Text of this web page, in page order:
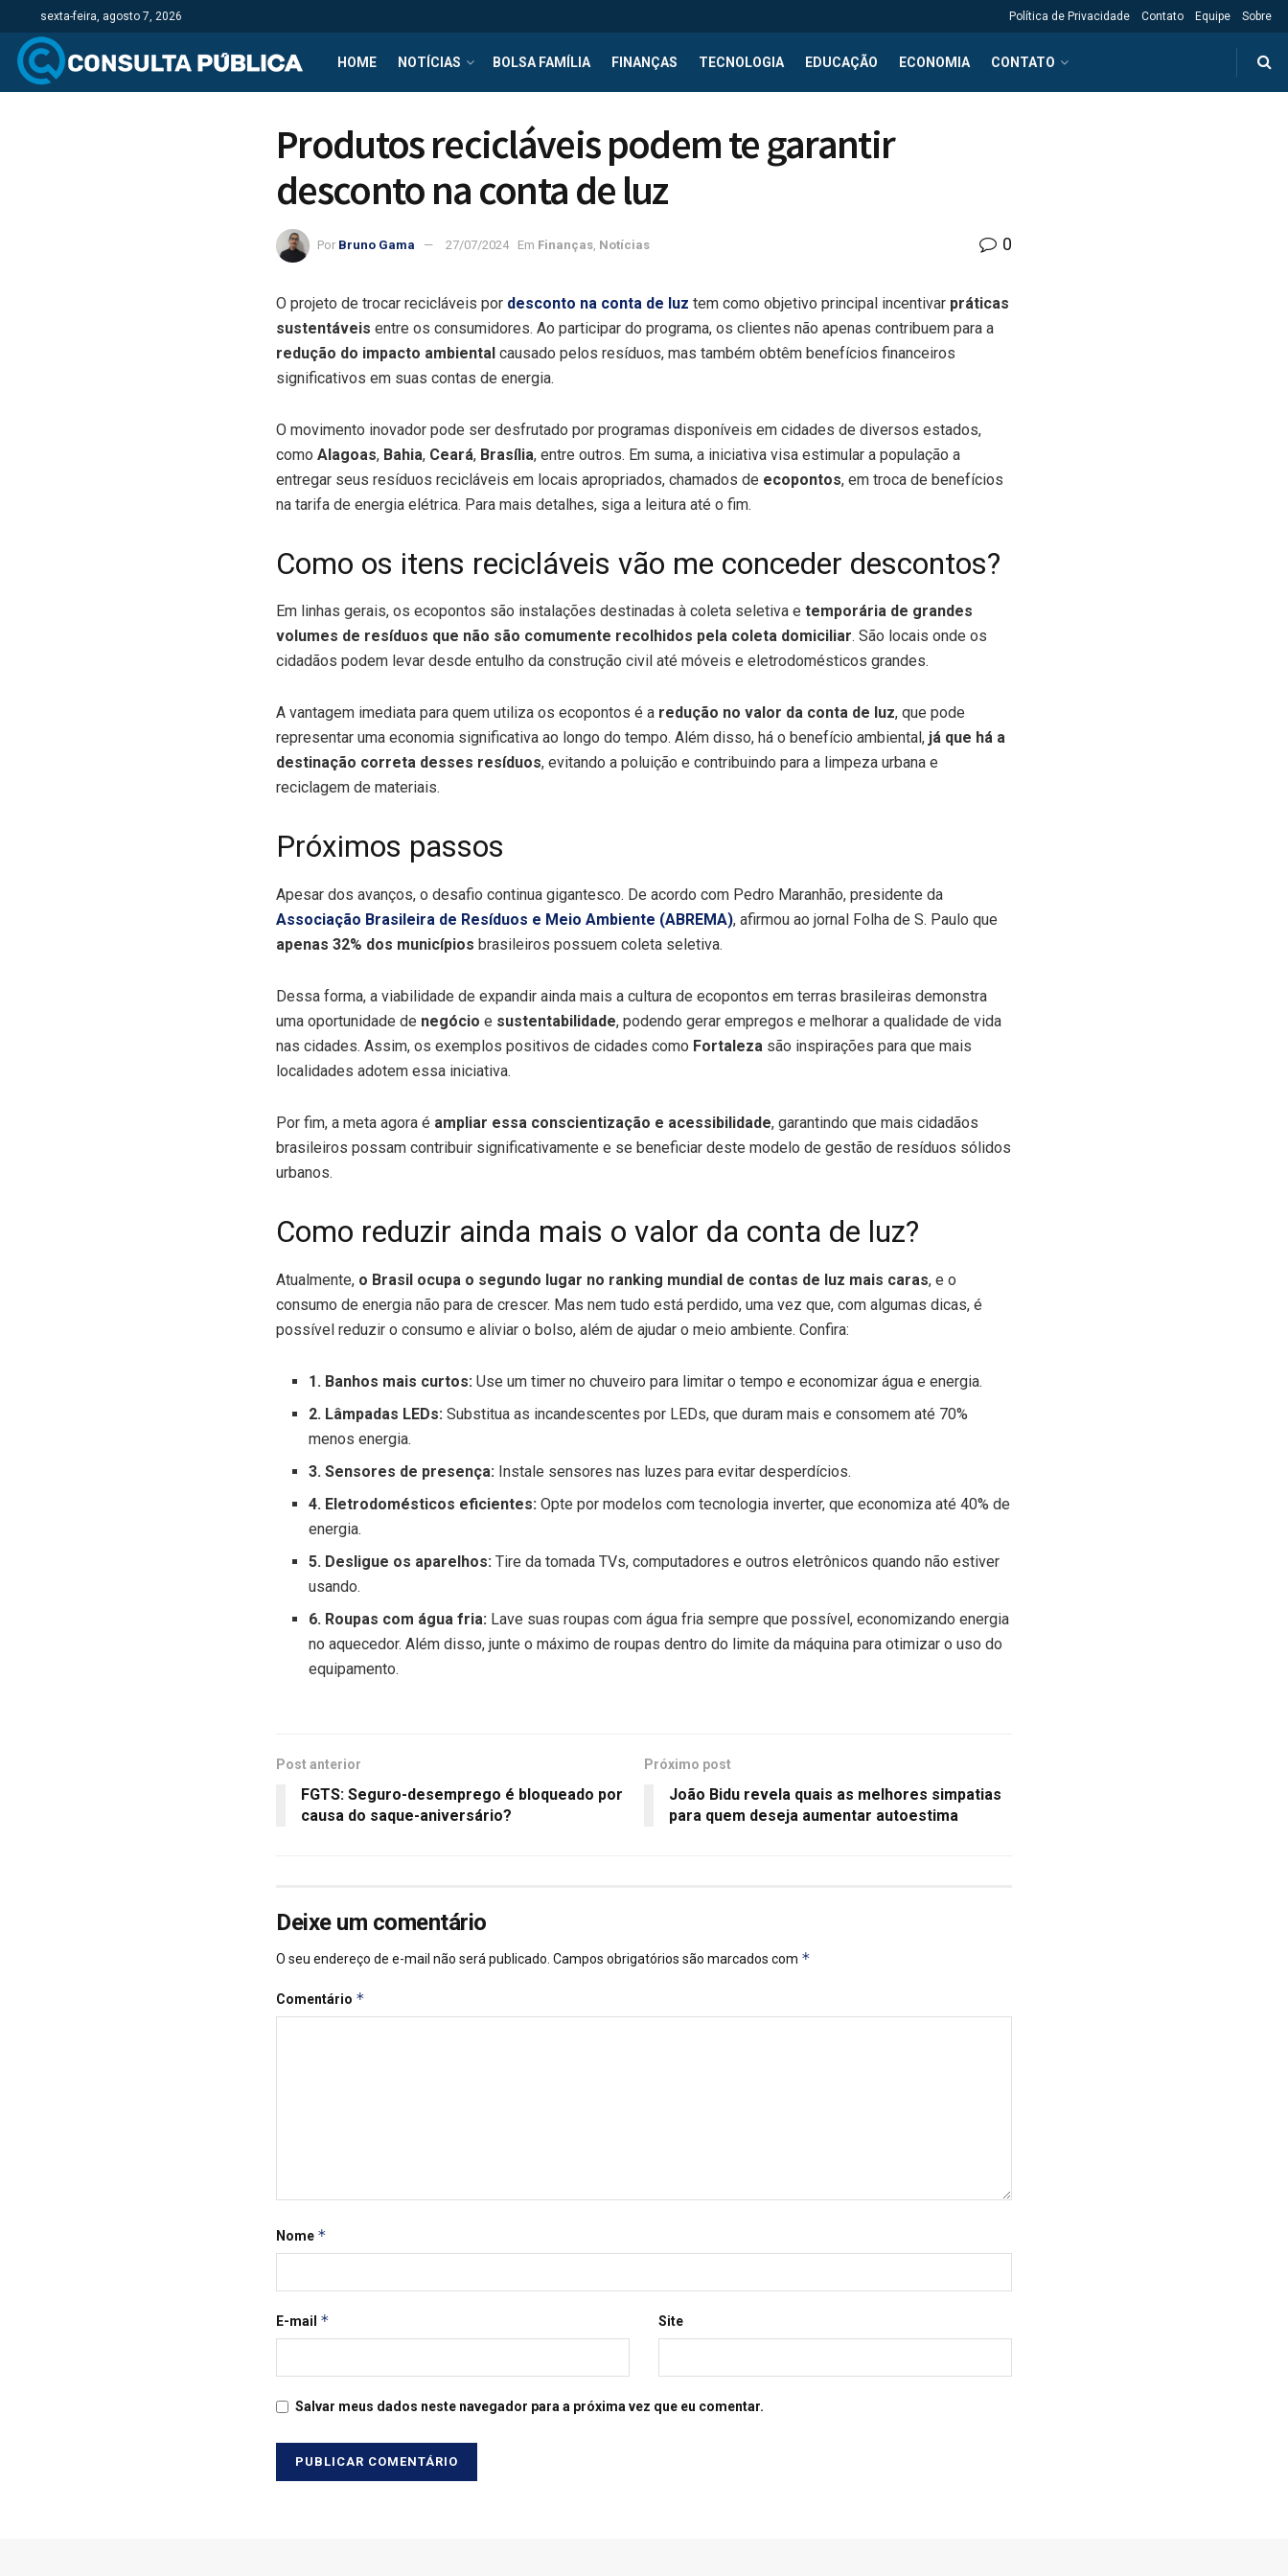
sexta-feira, agosto 7, 2026 Política de Privacidade Contato Equipe Sobre
HOME NOTÍCIAS BOLSA FAMÍLIA FINANÇAS TECNOLOGIA EDUCAÇÃO ECONOMIA CONTATO
Produtos recicláveis podem te garantir
desconto na conta de luz
Por Bruno Gama 27/07/2024 Em Finanças Notícias 0
O projeto de trocar recicláveis por desconto na conta de luz tem como objetivo principal incentivar práticas
sustentáveis entre os consumidores. Ao participar do programa, os clientes não apenas contribuem para a
redução do impacto ambiental causado pelos resíduos, mas também obtêm benefícios financeiros
significativos em suas contas de energia.
O movimento inovador pode ser desfrutado por programas disponíveis em cidades de diversos estados,
como Alagoas, Bahia, Ceará, Brasília, entre outros. Em suma, a iniciativa visa estimular a população a
entregar seus resíduos recicláveis em locais apropriados, chamados de ecopontos, em troca de benefícios
na tarifa de energia elétrica. Para mais detalhes, siga a leitura até o fim.
Como os itens recicláveis vão me conceder descontos?
Em linhas gerais, os ecopontos são instalações destinadas à coleta seletiva e temporária de grandes
volumes de resíduos que não são comumente recolhidos pela coleta domiciliar. São locais onde os
cidadãos podem levar desde entulho da construção civil até móveis e eletrodomésticos grandes.
A vantagem imediata para quem utiliza os ecopontos é a redução no valor da conta de luz, que pode
representar uma economia significativa ao longo do tempo. Além disso, há o benefício ambiental, já que há a
destinação correta desses resíduos, evitando a poluição e contribuindo para a limpeza urbana e
reciclagem de materiais.
Próximos passos
Apesar dos avanços, o desafio continua gigantesco. De acordo com Pedro Maranhão, presidente da
Associação Brasileira de Resíduos e Meio Ambiente (ABREMA), afirmou ao jornal Folha de S. Paulo que
apenas 32% dos municípios brasileiros possuem coleta seletiva.
Dessa forma, a viabilidade de expandir ainda mais a cultura de ecopontos em terras brasileiras demonstra
uma oportunidade de negócio e sustentabilidade, podendo gerar empregos e melhorar a qualidade de vida
nas cidades. Assim, os exemplos positivos de cidades como Fortaleza são inspirações para que mais
localidades adotem essa iniciativa.
Por fim, a meta agora é ampliar essa conscientização e acessibilidade, garantindo que mais cidadãos
brasileiros possam contribuir significativamente e se beneficiar deste modelo de gestão de resíduos sólidos
urbanos.
Como reduzir ainda mais o valor da conta de luz?
Atualmente, o Brasil ocupa o segundo lugar no ranking mundial de contas de luz mais caras, e o
consumo de energia não para de crescer. Mas nem tudo está perdido, uma vez que, com algumas dicas, é
possível reduzir o consumo e aliviar o bolso, além de ajudar o meio ambiente. Confira:
1. Banhos mais curtos: Use um timer no chuveiro para limitar o tempo e economizar água e energia.
2. Lâmpadas LEDs: Substitua as incandescentes por LEDs, que duram mais e consomem até 70%
menos energia.
3. Sensores de presença: Instale sensores nas luzes para evitar desperdícios.
4. Eletrodomésticos eficientes: Opte por modelos com tecnologia inverter, que economiza até 40% de
energia.
5. Desligue os aparelhos:Tire da tomada TVs, computadores e outros eletrônicos quando não estiver
usando.
6. Roupas com água fria: Lave suas roupas com água fria sempre que possível, economizando energia
no aquecedor. Além disso, junte o máximo de roupas dentro do limite da máquina para otimizar o uso do
equipamento.
Post anterior
FGTS: Seguro-desemprego é bloqueado por
causa do saque-aniversário?
Próximo post
João Bidu revela quais as melhores simpatias
para quem deseja aumentar autoestima
Deixe um comentário
O seu endereço de e-mail não será publicado. Campos obrigatórios são marcados com *
Comentário *
Nome *
E-mail * Site
Salvar meus dados neste navegador para a próxima vez que eu comentar.